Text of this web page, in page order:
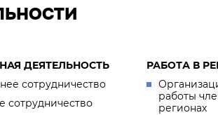
ДЕЯТЕЛЬНОСТЬ
сотрудничество
сотрудничество
РАБОТА В
работы
регионах